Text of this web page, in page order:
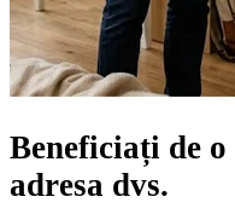
Beneficiați de o
adresa dvs.